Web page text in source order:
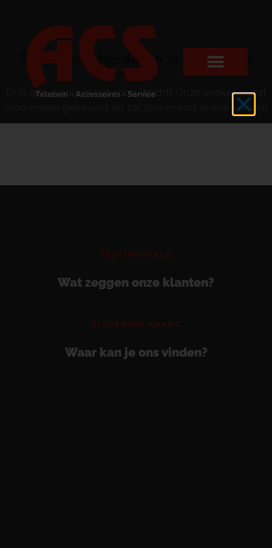
Er zijn geweldige dingen in het verschiet
Er is iets moois in het vooruitzicht! Onze winkel wordt
momenteel gebouwd en zal binnenkort online komen!
TESTIMONIALS
Wat zeggen onze klanten?
SITUERING KAART
Waar kan je ons vinden?